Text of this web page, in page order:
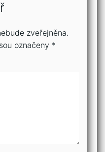
zveřejněna.
označeny *